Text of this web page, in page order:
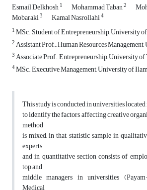
Esmail Delkhosh1 Mohammad Taban2
Mobaraki3 Kamal Nasrollahi4
1MSc. Student of Entrepreneurship, University
2Assistant Prof., Human Resources
3Associate Prof., Entrepreneurship, University of
4MSc. Executive Management, University of
This study is conducted in universities
to identify the factors affecting creative
method
is mixed, in that, statistic sample in
experts
and in quantitative section consists of
top and
middle managers in universities